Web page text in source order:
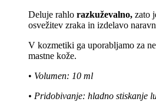
Deluje rahlo razkuževalno, zato
osvežitev zraka in izdelavo
V kozmetiki ga uporabljamo za
mastne kože.
• Volumen: 10 ml
• Pridobivanje: hladno stiskanje